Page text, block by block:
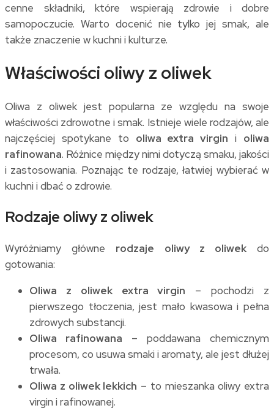
cenne składniki, które wspierają zdrowie i dobre
samopoczucie. Warto docenić nie tylko jej smak, ale
także znaczenie w kuchni i kulturze.
Właściwości oliwy z oliwek
Oliwa z oliwek jest popularna ze względu na swoje
właściwości zdrowotne i smak. Istnieje wiele rodzajów, ale
najczęściej spotykane to oliwa extra virgin i oliwa
rafinowana. Różnice między nimi dotyczą smaku, jakości
i zastosowania. Poznając te rodzaje, łatwiej wybierać w
kuchni i dbać o zdrowie.
Rodzaje oliwy z oliwek
Wyróżniamy główne rodzaje oliwy z oliwekdo
gotowania:
Oliwa z oliwek extra virgin – pochodzi z
pierwszego tłoczenia, jest mało kwasowa i pełna
zdrowych substancji.
Oliwa rafinowana – poddawana chemicznym
procesom, co usuwa smaki i aromaty, ale jest dłużej
trwała.
Oliwa z oliwek lekkich – to mieszanka oliwy extra
virgin i rafinowanej.